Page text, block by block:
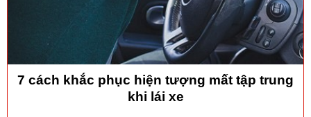
7 cách khắc phục hiện tượng mất tập trung
khi lái xe